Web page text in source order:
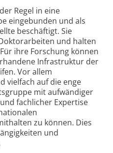
Regel in eine
eingebunden und als
beschäftigt. Sie
und halten
ihre Forschung können
Infrastruktur der
Vor allem
vielfach auf die enge
mit aufwändiger
fachlicher Expertise
zu können. Dies
und